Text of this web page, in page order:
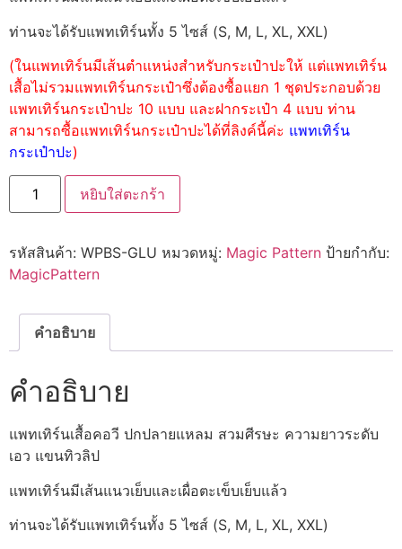
ท่านจะได้รับแพทเทิร์นทั้ง 5 ไซส์ (S, M, L, XL, XXL)
(ในแพทเทิร์นมีเส้นตำแหน่งสำหรับกระเป๋าปะให้ แต่แพทเทิร์น
เสื้อไม่รวมแพทเทิร์นกระเป๋าซึ่งต้องซื้อแยก 1 ชุดประกอบด้วย
แพทเทิร์นกระเป๋าปะ 10 แบบ และฝากระเป๋า 4 แบบ ท่าน
สามารถซื้อแพทเทิร์นกระเป๋าปะได้ที่ลิงค์นี้ค่ะ แพทเทิร์น
กระเป๋าปะ)
หยิบใส่ตะกร้า
รหัสสินค้า: WPBS-GLU หมวดหมู่: Magic Pattern ป้ายกำกับ:
MagicPattern
คำอธิบาย
คำอธิบาย
แพทเทิร์นเสื้อคอวี ปกปลายแหลม สวมศีรษะ ความยาวระดับ
เอว แขนทิวลิป
แพทเทิร์นมีเส้นแนวเย็บและเผื่อตะเข็บเย็บแล้ว
ท่านจะได้รับแพทเทิร์นทั้ง 5 ไซส์ (S, M, L, XL, XXL)